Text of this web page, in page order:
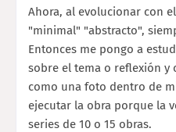
Ahora, al evolucionar con
"minimal" "abstracto",
Entonces me pongo a
sobre el tema o reflexión y
como una foto dentro de
ejecutar la obra porque la
series de 10 o 15 obras.